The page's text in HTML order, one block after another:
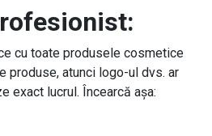
cu toate produsele cosmetice
produse, atunci logo-ul dvs. ar
exact lucrul. Încearcă așa: